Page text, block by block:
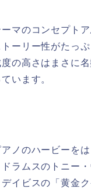
マのコンセプト
ーリー性がたっぷ
の高さはまさに
います。
ノのハービーを
ラムスのトニー
イビスの「黄金ク